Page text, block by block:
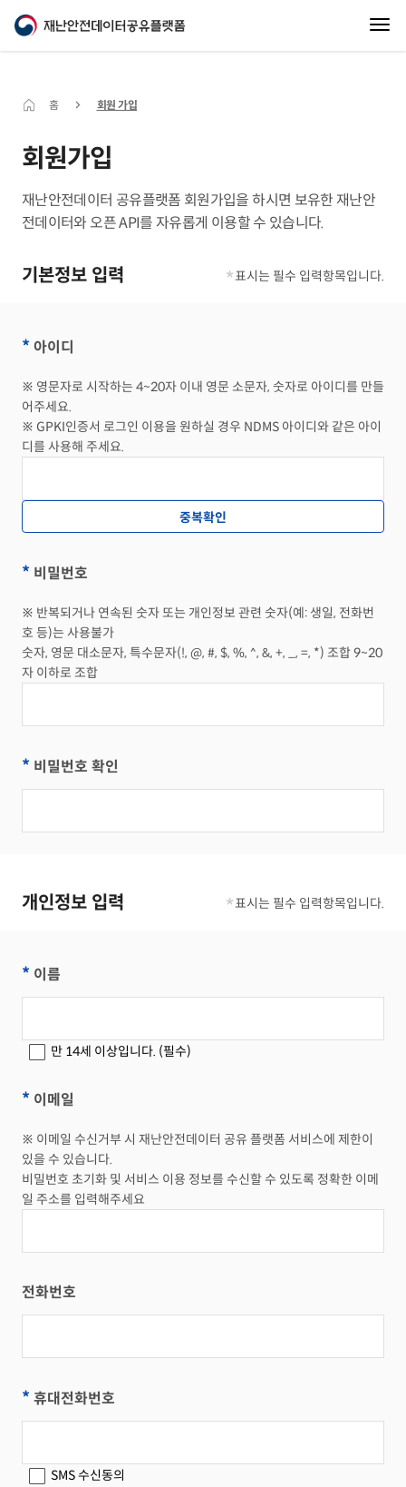
홈 회원 가입
회원가입
재난안전데이터 공유플랫폼 회원가입을 하시면 보유한 재난안
전데이터와 오픈 API를 자유롭게 이용할 수 있습니다.
기본정보 입력 *표시는 필수 입력항목입니다.
* 아이디
※ 영문자로 시작하는 4~20자 이내 영문 소문자, 숫자로 아이디를 만들
어주세요.
※ GPKI인증서 로그인 이용을 원하실 경우 NDMS 아이디와 같은 아이
디를 사용해 주세요.
* 비밀번호
※ 반복되거나 연속된 숫자 또는 개인정보 관련 숫자(예: 생일, 전화번
호 등)는 사용불가
숫자, 영문 대소문자, 특수문자(!, @, #, $, %, ^, &, +, _, =, *) 조합 9~20
자 이하로 조합
* 비밀번호 확인
개인정보 입력 *표시는 필수 입력항목입니다.
* 이름
만 14세 이상입니다. (필수)
* 이메일
※ 이메일 수신거부 시 재난안전데이터 공유 플랫폼 서비스에 제한이
있을 수 있습니다.
비밀번호 초기화 및 서비스 이용 정보를 수신할 수 있도록 정확한 이메
일 주소를 입력해주세요
전화번호
* 휴대전화번호
SMS 수신동의